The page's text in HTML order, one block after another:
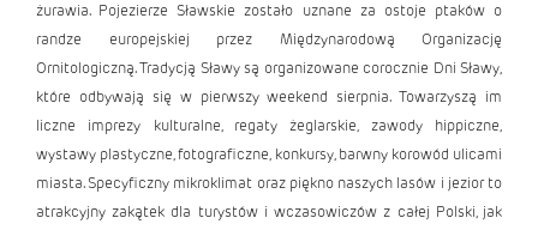
żurawia. Pojezierze Sławskie zostało uznane za ostoje ptaków o
randze europejskiej przez Międzynarodową Organizację
Ornitologiczną. Tradycją Sławy są organizowane corocznie Dni Sławy,
które odbywają się w pierwszy weekend sierpnia. Towarzyszą im
liczne imprezy kulturalne, regaty żeglarskie, zawody hippiczne,
wystawy plastyczne, fotograficzne, konkursy, barwny korowód ulicami
miasta. Specyficzny mikroklimat oraz piękno naszych lasów i jezior to
atrakcyjny zakątek dla turystów i wczasowiczów z całej Polski, jak